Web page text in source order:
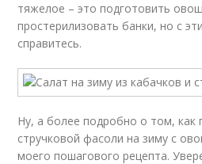
тяжелое – это подготовить
простерилизовать банки, но с
справитесь.
Ну, а более подробно о том, как
стручковой фасоли на зиму с
моего пошагового рецепта.